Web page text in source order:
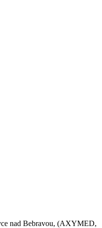
nad Bebravou, (AXYMED,